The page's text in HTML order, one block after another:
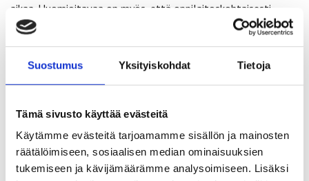
Suostumus Yksityiskohdat Tietoja
Tämä sivusto käyttää evästeitä
Käytämme evästeitä tarjoamamme sisällön ja mainosten
räätälöimiseen, sosiaalisen median ominaisuuksien
tukemiseen ja kävijämäärämme analysoimiseen. Lisäksi
aikaa. Huomioitavaa on myös, että oppilaitoskohtaisesti
alustavasta arvioinnista maksettavat korvaukset vaihtelevat
huomattavasti käytettävissä olevan resurssin mukaan. Lisäksi
ruotsi toisena kielenä ja kirjallisuus -kokeiden suoritukset on
arvosteltava alustavasti lukiossa, vaikka oppilaitoksessa ei
oppimäärän opettajaa, tai ainakin huomioida tämän tyyppinen
tilanne esimerkiksi mahdollistamalla lisäaikaa alustavaan
arviointiin erillisestä anomuksesta.